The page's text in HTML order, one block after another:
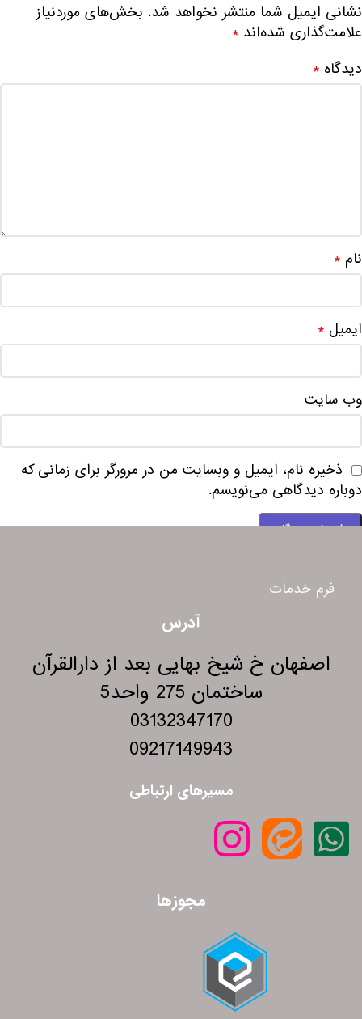
نشانی ایمیل شما منتشر نخواهد شد. بخش‌های موردنیاز
علامت‌گذاری شده‌اند *
دیدگاه *
نام *
ایمیل *
وب‌ سایت
ذخیره نام، ایمیل و وبسایت من در مرورگر برای زمانی که
دوباره دیدگاهی می‌نویسم.
فرم خدمات
آدرس
اصفهان خ شیخ بهایی بعد از دارالقرآن
ساختمان 275 واحد5
03132347170
09217149943
مسیرهای ارتباطی
مجوزها